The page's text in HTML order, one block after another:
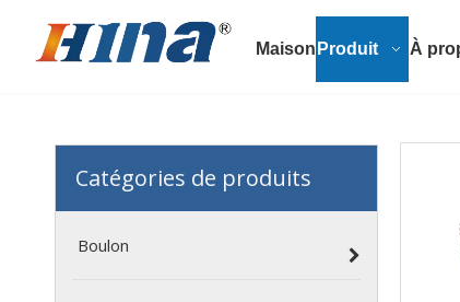
Maison Produit À
Catégories de produits
Boulon